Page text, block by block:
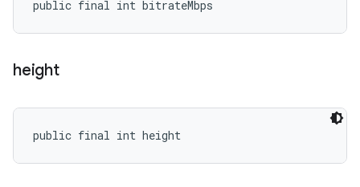
public final int bitrateMbps
height
public final int height